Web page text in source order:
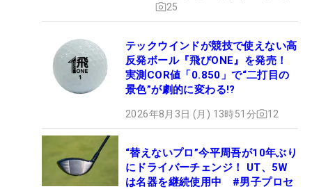
25
テックウインドが競技で使えない高
反発ボール『飛びONE』を発売！
実測COR値「0.850」で“二打目の
景色”が劇的に変わる!?
2026年8月3日 (月) 13時51分 12
“替えないプロ”今平周吾が10年ぶり
にドライバーチェンジ！ UT、5W
は名器を継続使用中 #男子プロセ